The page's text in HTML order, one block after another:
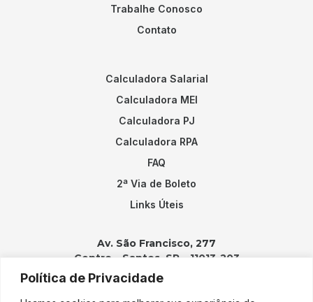
Política de Privacidade
Trabalhe Conosco
Contato
Calculadora Salarial
Calculadora MEI
Calculadora PJ
Calculadora RPA
FAQ
2ª Via de Boleto
Links Úteis
Av. São Francisco, 277
Centro – Santos, SP – 11013-203
Contatos: